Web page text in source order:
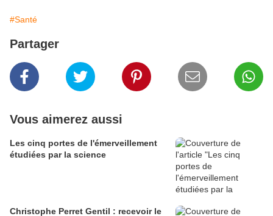
#Santé
Partager
Vous aimerez aussi
Les cinq portes de l'émerveillement
étudiées par la science
Christophe Perret Gentil : recevoir le